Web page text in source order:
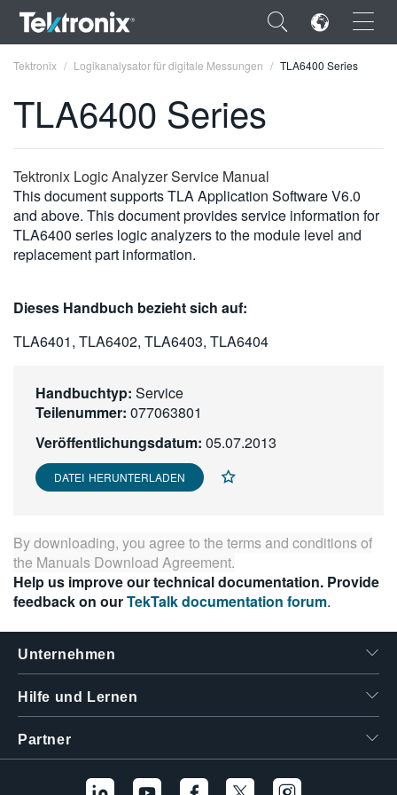
×
ENGLISH
FRANÇAIS
DEUTSCH
简体中文
日本語
繁體中文
Tektronix Logikanalysator für digitale Messungen TLA6400 Series
TLA6400 Series
Tektronix Logic Analyzer Service Manual
This document supports TLA Application Software V6.0
and above. This document provides service information for
TLA6400 series logic analyzers to the module level and
replacement part information.
Dieses Handbuch bezieht sich auf:
TLA6401, TLA6402, TLA6403, TLA6404
Handbuchtyp: Service
Teilenummer: 077063801
Veröffentlichungsdatum: 05.07.2013
DATEI HERUNTERLADEN
By downloading, you agree to the terms and conditions of
the Manuals Download Agreement.
Help us improve our technical documentation. Provide
feedback on ourTekTalk documentation forum.
Unternehmen
Hilfe und Lernen
Partner